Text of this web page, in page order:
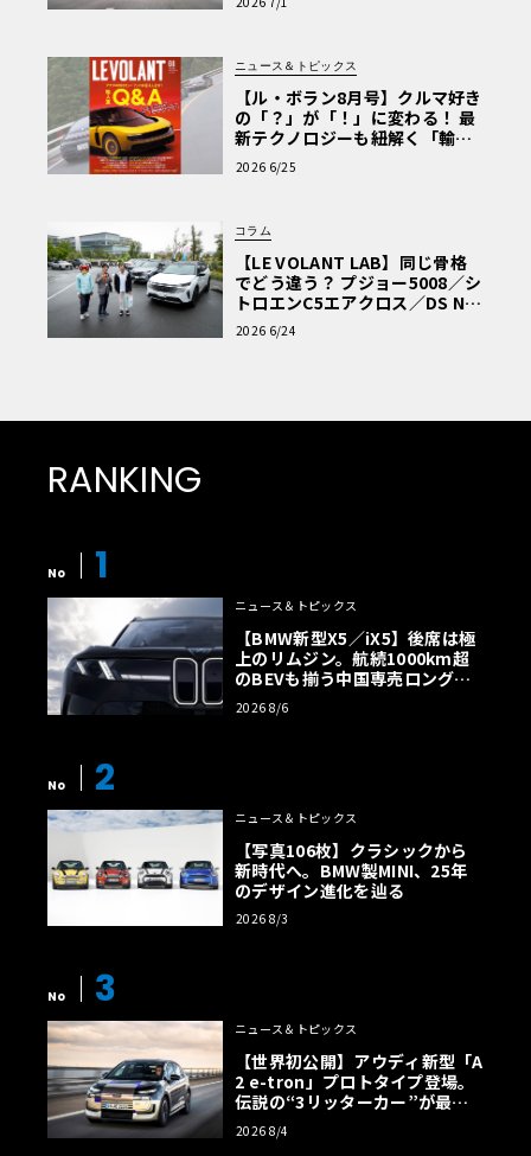
ニュース＆トピックス
【ル・ボラン8月号】クルマ好き
の「？」が「！」に変わる！ 最
新テクノロジーも紐解く「輸入
車Q&A」
2026 6/25
コラム
【LE VOLANT LAB】同じ骨格
でどう違う？ プジョー5008／シ
トロエンC5エアクロス／DS Nº4
読者一気乗りレポート
2026 6/24
RANKING
No 1
ニュース＆トピックス
【BMW新型X5／iX5】後席は極
上のリムジン。航続1000km超
のBEVも揃う中国専売ロング仕
様の全貌
2026 8/6
No 2
ニュース＆トピックス
【写真106枚】クラシックから
新時代へ。BMW製MINI、25年
のデザイン進化を辿る
2026 8/3
No 3
ニュース＆トピックス
【世界初公開】アウディ新型「A
2 e-tron」プロトタイプ登場。
伝説の“3リッターカー”が最高
効率エントリーBEVとして復活
【画像38枚】
2026 8/4